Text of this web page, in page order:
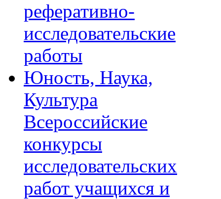
реферативно-
исследовательские
работы
Юность, Наука,
Культура
Всероссийские
конкурсы
исследовательских
работ учащихся и